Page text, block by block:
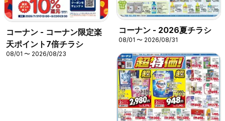
コーナン - コーナン限定楽
天ポイント7倍チラシ
08/01 〜 2026/08/23
コーナン - 2026夏チラシ
08/01 〜 2026/08/31